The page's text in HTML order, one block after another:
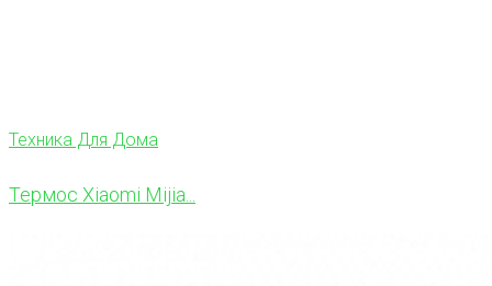
Техника Для Дома
Термос Xiaomi Mijia...